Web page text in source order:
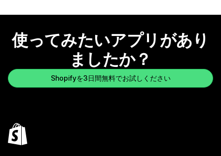
使ってみたいアプリがあり
ましたか？
Shopifyを3日間無料でお試しください